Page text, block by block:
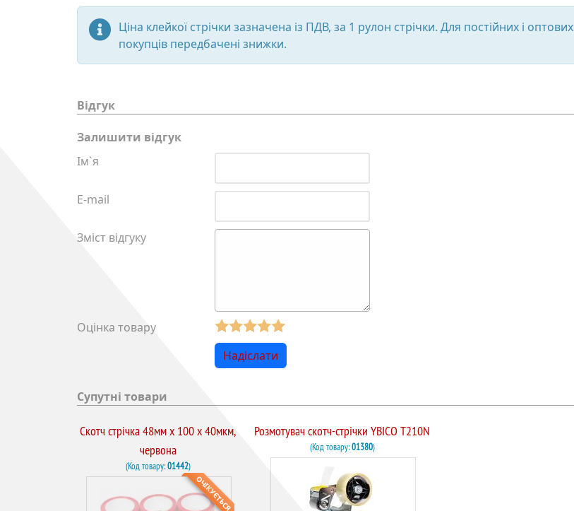
Ціна клейкої стрічки зазначена із ПДВ, за 1 рулон стрічки. Для постійних і оптових
покупців передбачені знижки.
Відгук
Залишити відгук
Ім`я
E-mail
Зміст відгуку
Оцінка товару
Супутні товари
Скотч стрічка 48мм x 100 х 40мкм,
червона
(Код товару:01442)
ОЧІКУЄТЬСЯ
Розмотувач скотч-стрічки YBICO T210N
(Код товару:01380)